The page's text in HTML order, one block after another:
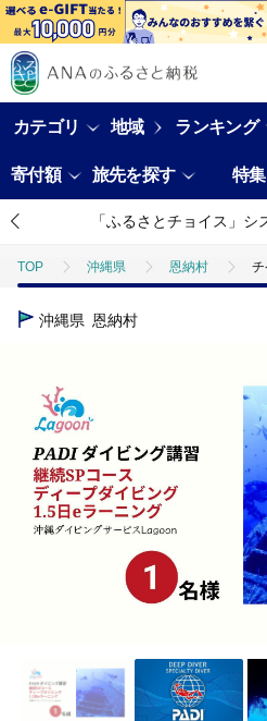
カテゴリ 地域 ランキング
寄付額 旅先を探す 特集
「ふるさとチョイス」
TOP 沖縄県 恩納村
TOP
沖縄県 恩納村